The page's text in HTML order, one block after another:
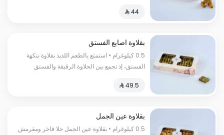
الحرارية:١٣٠سعرة حرارية
⁨⁦‪‬ 44⁩
بقلاوة اصابع الفستق
0.5 كيلوغرام • استمتع بالطعم اللذيذ بقلاوة بنكهة
الفستق، إذ تجمع بين الحلاوة الرقيقة والفستق
حراریة
بقلاوة عين الجمل
0.5 كيلوغرام • بقلاوة عين الجمل حلا فاخر ومقرمش